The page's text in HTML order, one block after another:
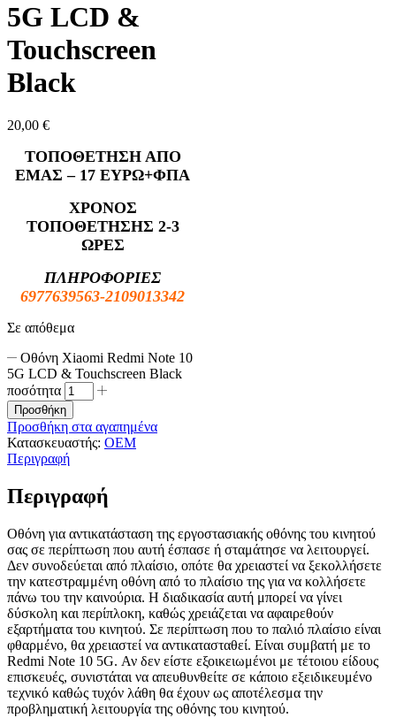
5G LCD &
Touchscreen
Black
20,00 €
ΤΟΠΟΘΕΤΗΣΗ ΑΠΟ
ΕΜΑΣ – 17 ΕΥΡΩ+ΦΠΑ
ΧΡΟΝΟΣ
ΤΟΠΟΘΕΤΗΣΗΣ 2-3
ΩΡΕΣ
ΠΛΗΡΟΦΟΡΙΕΣ
6977639563-2109013342
Σε απόθεμα
Οθόνη Xiaomi Redmi Note 10
5G LCD & Touchscreen Black
ποσότητα
Προσθήκη
Προσθήκη στα αγαπημένα
Κατασκευαστής: OEM
Περιγραφή
Περιγραφή
Οθόνη για αντικατάσταση της εργοστασιακής οθόνης του κινητού
σας σε περίπτωση που αυτή έσπασε ή σταμάτησε να λειτουργεί.
Δεν συνοδεύεται από πλαίσιο, οπότε θα χρειαστεί να ξεκολλήσετε
την κατεστραμμένη οθόνη από το πλαίσιο της για να κολλήσετε
πάνω του την καινούρια. Η διαδικασία αυτή μπορεί να γίνει
δύσκολη και περίπλοκη, καθώς χρειάζεται να αφαιρεθούν
εξαρτήματα του κινητού. Σε περίπτωση που το παλιό πλαίσιο είναι
φθαρμένο, θα χρειαστεί να αντικατασταθεί. Είναι συμβατή με το
Redmi Note 10 5G. Αν δεν είστε εξοικειωμένοι με τέτοιου είδους
επισκευές, συνιστάται να απευθυνθείτε σε κάποιο εξειδικευμένο
τεχνικό καθώς τυχόν λάθη θα έχουν ως αποτέλεσμα την
προβληματική λειτουργία της οθόνης του κινητού.